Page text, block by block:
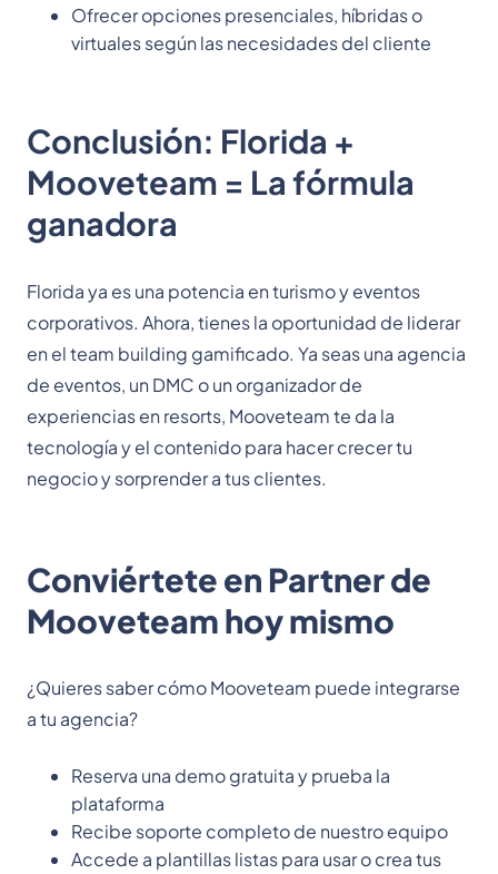
Ofrecer opciones presenciales, híbridas o
virtuales según las necesidades del cliente
Conclusión: Florida +
Mooveteam = La fórmula
ganadora
Florida ya es una potencia en turismo y eventos
corporativos. Ahora, tienes la oportunidad de liderar
en el team building gamificado. Ya seas una agencia
de eventos, un DMC o un organizador de
experiencias en resorts, Mooveteam te da la
tecnología y el contenido para hacer crecer tu
negocio y sorprender a tus clientes.
Conviértete en Partner de
Mooveteam hoy mismo
¿Quieres saber cómo Mooveteam puede integrarse
a tu agencia?
Reserva una demo gratuita y prueba la
plataforma
Recibe soporte completo de nuestro equipo
Accede a plantillas listas para usar o crea tus